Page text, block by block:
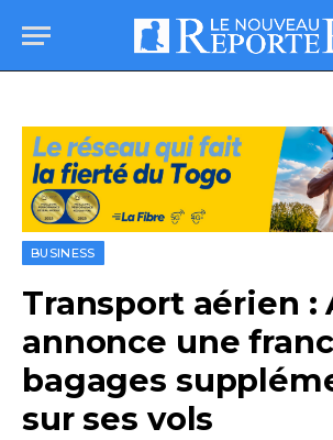
BUSINESS
Transport aérien :
annonce une
bagages
sur ses vols